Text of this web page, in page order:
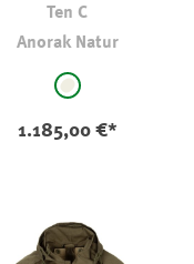
Ten C
Anorak Natur
auswählen
natur
1.185,00 €*